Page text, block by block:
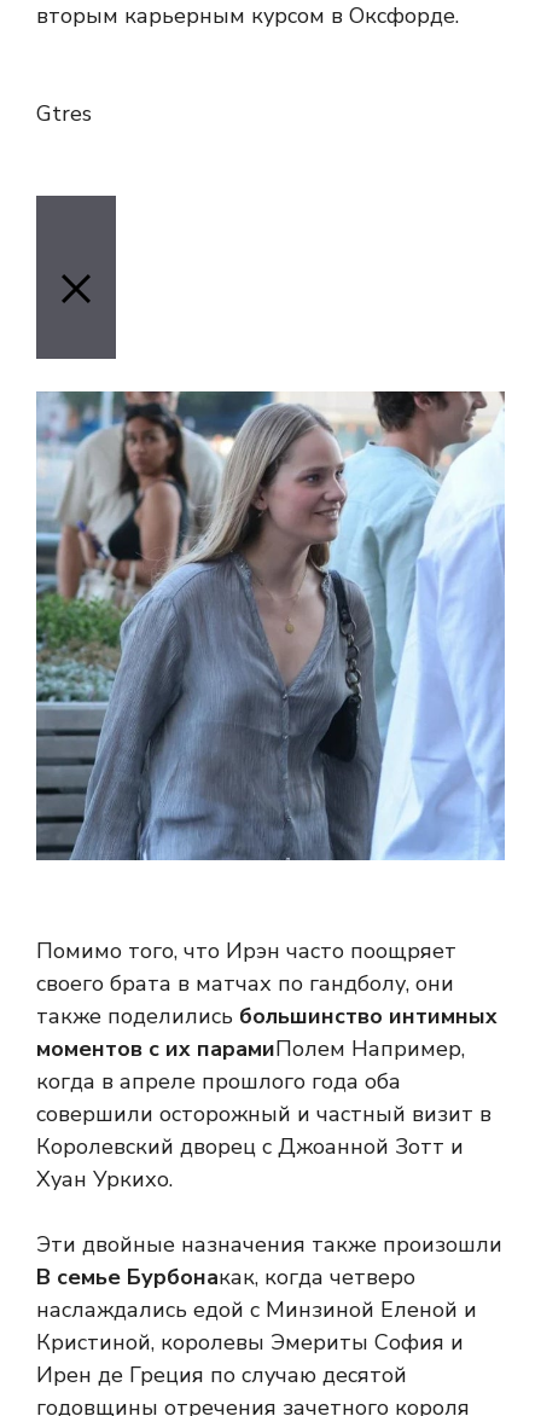
вторым карьерным курсом в Оксфорде.
Gtres
Помимо того, что Ирэн часто поощряет
своего брата в матчах по гандболу, они
также поделились большинство интимных
моментов с их парамиПолем Например,
когда в апреле прошлого года оба
совершили осторожный и частный визит в
Королевский дворец с Джоанной Зотт и
Хуан Уркихо.
Эти двойные назначения также произошли
В семье Бурбонакак, когда четверо
наслаждались едой с Минзиной Еленой и
Кристиной, королевы Эмериты София и
Ирен де Греция по случаю десятой
годовщины отречения зачетного короля